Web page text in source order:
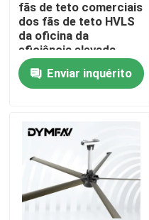
Contacte-nos
Peça umas citações
Fãs industriais de HVLS
Fãs comerciais de HVLS
fãs de teto comerciais
dos fãs de teto HVLS
da oficina da
eficiência elevada
0.7kw de 3.6m
Enviar inquérito